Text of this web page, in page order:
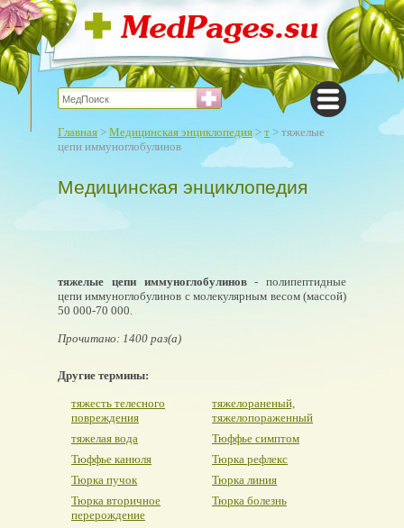
Главная > Медицинская энциклопедия > т > тяжелые
цепи иммуноглобулинов
Медицинская энциклопедия
тяжелые цепи иммуноглобулинов- полипептидные
цепи иммуноглобулинов с молекулярным весом (массой)
50 000-70 000.
Прочитано: 1400 раз(а)
Другие термины:
тяжесть телесного
повреждения
тяжелораненый,
тяжелопораженный
тяжелая вода
Тюффье симптом
Тюффье канюля
Тюрка рефлекс
Тюрка пучок
Тюрка линия
Тюрка вторичное
перерождение
Тюрка болезнь